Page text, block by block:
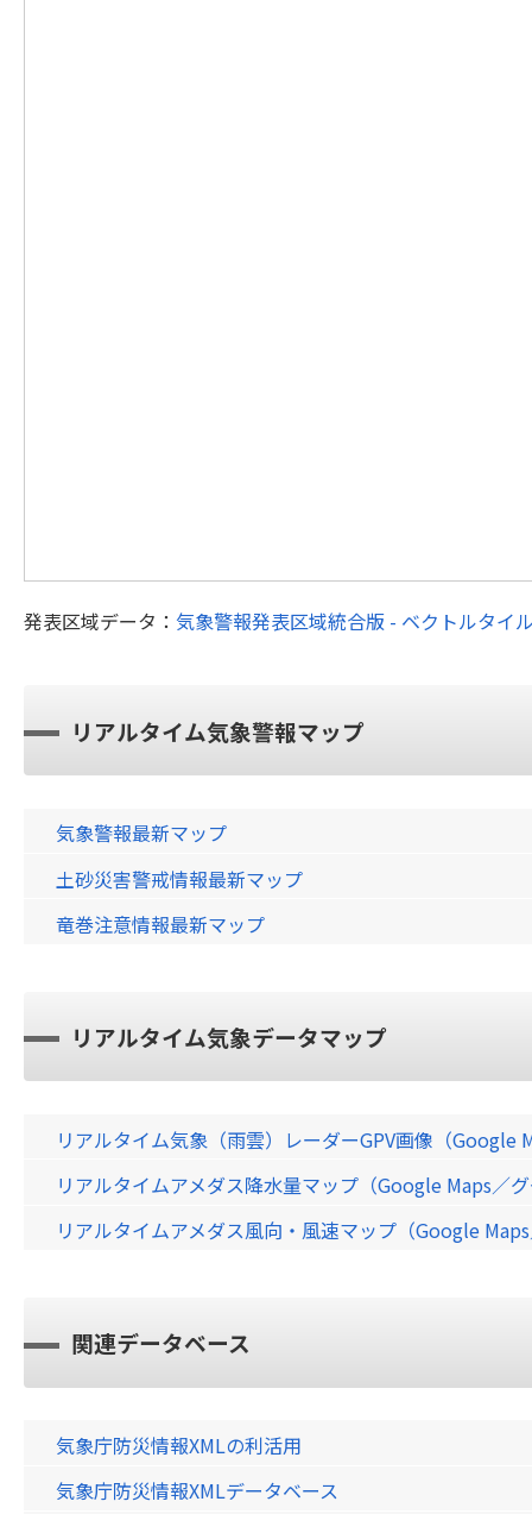
発表区域データ： 気象警報発表区域統合版 - ベクトルタイ
リアルタイム気象警報マップ
気象警報最新マップ
土砂災害警戒情報最新マップ
竜巻注意情報最新マップ
リアルタイム気象データマップ
リアルタイム気象（雨雲）レーダーGPV画像（Google
リアルタイムアメダス降水量マップ（Google Maps／
リアルタイムアメダス風向・風速マップ（Google
関連データベース
気象庁防災情報XMLの利活用
気象庁防災情報XMLデータベース